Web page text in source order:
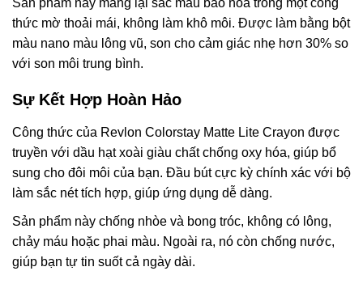
Sản phẩm này mang lại sắc màu bão hòa trong một công
thức mờ thoải mái, không làm khô môi. Được làm bằng bột
màu nano màu lông vũ, son cho cảm giác nhẹ hơn 30% so
với son môi trung bình.
Sự Kết Hợp Hoàn Hảo
Công thức của Revlon Colorstay Matte Lite Crayon được
truyền với dầu hạt xoài giàu chất chống oxy hóa, giúp bổ
sung cho đôi môi của bạn. Đầu bút cực kỳ chính xác với bộ
làm sắc nét tích hợp, giúp ứng dụng dễ dàng.
Sản phẩm này chống nhòe và bong tróc, không có lông,
chảy máu hoặc phai màu. Ngoài ra, nó còn chống nước,
giúp bạn tự tin suốt cả ngày dài.